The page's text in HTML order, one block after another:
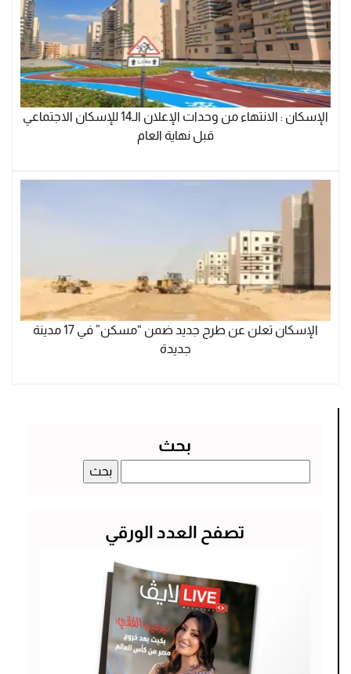
الإسكان : الانتهاء من وحدات الإعلان الـ14 للإسكان الاجتماعي
قبل نهاية العام
الإسكان تعلن عن طرح جديد ضمن “مسكن” في 17 مدينة
جديدة
بحث
عن:
تصفح العدد الورقي